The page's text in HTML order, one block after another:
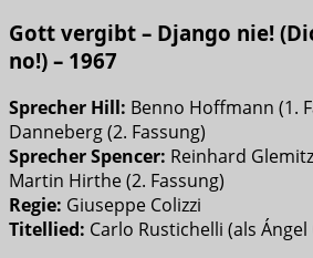
Gott vergibt – Django nie!
no!) – 1967
Sprecher Hill: Benno Hoffmann (1.
Danneberg (2. Fassung)
Sprecher Spencer: Reinhard
Martin Hirthe (2. Fassung)
Regie: Giuseppe Colizzi
Titellied: Carlo Rustichelli (als Ángel